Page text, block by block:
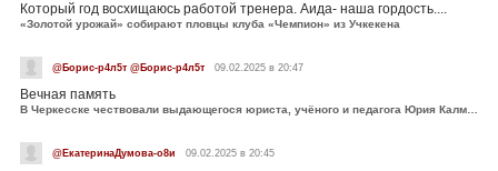
Который год восхищаюсь работой тренера. Аида- наша гордость....
«Золотой урожай» собирают пловцы клуба «Чемпион» из Учкекена
@Борис-р4л5т @Борис-р4л5т 09.02.2025 в 20:47
Вечная память
В Черкесске чествовали выдающегося юриста, учёного и педагога Юрия Калмыкова
@ЕкатеринаДумова-о8и 09.02.2025 в 20:45